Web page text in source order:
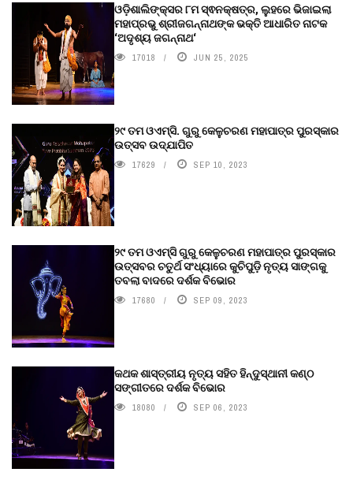
ଓଡ଼ିଶାଲିଙ୍କ୍ସର ୮ମ ସ୍ଵନକ୍ଷତ୍ର, ଲୁହରେ ଭିଜାଇଲା
ମହାପ୍ରଭୁ ଶ୍ରୀଜଗନ୍ନାଥଙ୍କ ଭକ୍ତି ଆଧାରିତ ନାଟକ
‘ଅଦୃଶ୍ୟ ଜଗନ୍ନାଥ‘
17018 JUN 25, 2025
୨୯ ତମ ଓଏମ୍‌ସି. ଗୁରୁ କେଳୁଚରଣ ମହାପାତ୍ର ପୁରସ୍କାର
ଉତ୍ସବ ଉଦ୍‍ଯାପିତ
17629 SEP 10, 2023
୨୯ ତମ ଓଏମ୍‌ସି ଗୁରୁ କେଳୁଚରଣ ମହାପାତ୍ର ପୁରସ୍କାର
ଉତ୍ସବର ଚତୁର୍ଥ ସଂଧ୍ୟାରେ କୁଚିପୁଡ଼ି ନୃତ୍ୟ ସାଙ୍ଗକୁ
ତବଲା ବାଦରେ ଦର୍ଶକ ବିଭୋର
17680 SEP 09, 2023
କଥକ ଶାସ୍ତ୍ରୀୟ ନୃତ୍ୟ ସହିତ ହିନ୍ଦୁସ୍ଥାନୀ କଣ୍ଠ
ସଙ୍ଗୀତରେ ଦର୍ଶକ ବିଭୋର
18080 SEP 06, 2023